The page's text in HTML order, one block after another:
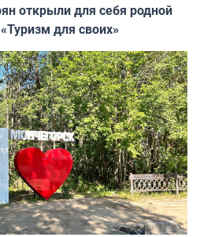
открыли для себя родной
для своих»